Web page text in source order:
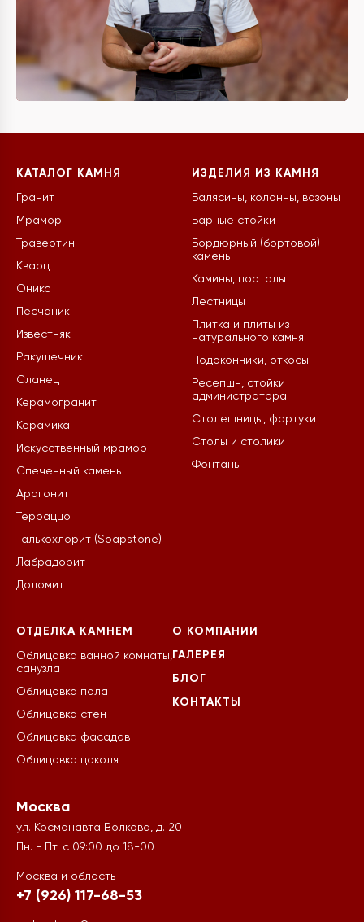
КАТАЛОГ КАМНЯ
Гранит
Мрамор
Травертин
Кварц
Оникс
Песчаник
Известняк
Ракушечник
Сланец
Керамогранит
Керамика
Искусственный мрамор
Спеченный камень
Арагонит
Терраццо
Талькохлорит (Soapstone)
Лабрадорит
Доломит
ИЗДЕЛИЯ ИЗ КАМНЯ
Балясины, колонны, вазоны
Барные стойки
Бордюрный (бортовой)
камень
Камины, порталы
Лестницы
Плитка и плиты из
натурального камня
Подоконники, откосы
Ресепшн, стойки
администратора
Столешницы, фартуки
Столы и столики
Фонтаны
ОТДЕЛКА КАМНЕМ
Облицовка ванной комнаты,
санузла
Облицовка пола
Облицовка стен
Облицовка фасадов
Облицовка цоколя
О КОМПАНИИ
ГАЛЕРЕЯ
БЛОГ
КОНТАКТЫ
Москва
ул. Космонавта Волкова, д. 20
Пн. - Пт. с 09:00 до 18-00
Москва и область
+7 (926) 117-68-53